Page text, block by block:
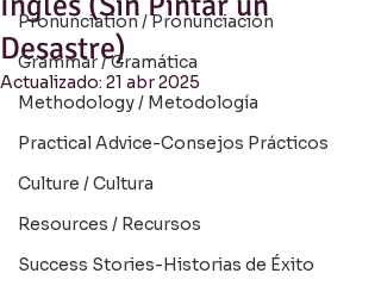
Pronunciation / Pronunciación
Grammar / Gramática
Methodology / Metodología
Practical Advice-Consejos Prácticos
Culture / Cultura
Resources / Recursos
Success Stories-Historias de Éxito
Desastre)
Actualizado: 21 abr 2025